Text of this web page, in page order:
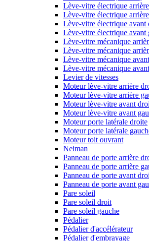
Lève-vitre électrique
Lève-vitre électrique
Lève-vitre électrique avant
Lève-vitre électrique avant
Lève-vitre mécanique
Lève-vitre mécanique
Lève-vitre mécanique
Lève-vitre mécanique
Levier de vitesses
Moteur lève-vitre arrière
Moteur lève-vitre arrière
Moteur lève-vitre avant
Moteur lève-vitre avant
Moteur porte latérale droite
Moteur porte latérale
Moteur toit ouvrant
Neiman
Panneau de porte arrière
Panneau de porte arrière
Panneau de porte avant
Panneau de porte avant
Pare soleil
Pare soleil droit
Pare soleil gauche
Pédalier
Pédalier d'accélérateur
Pédalier d'embrayage